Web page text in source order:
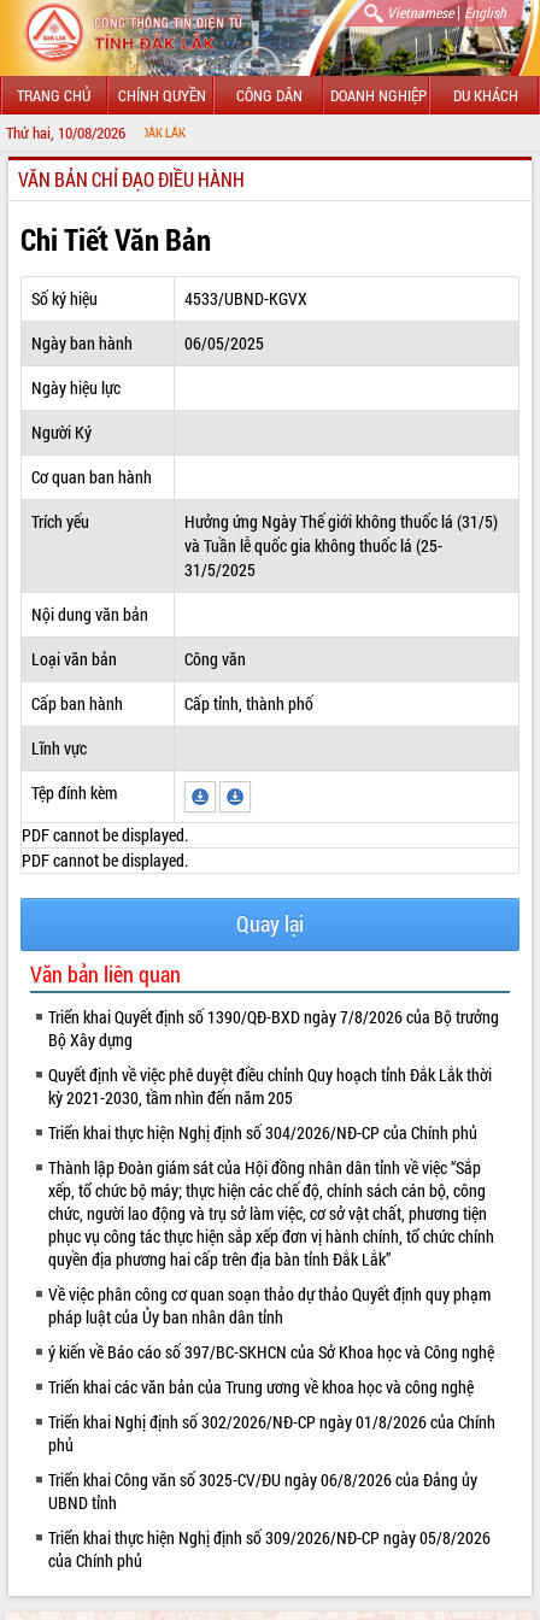
Vietnamese| English
TRANG CHỦ CHÍNH QUYỀN CÔNG DÂN DOANH NGHIỆP DU KHÁCH
Thứ hai, 10/08/2026
GIỚI THIỆU
LÃNH ĐẠO UBND TỈNH
TIN TỨC SỰ KIỆN
SỞ, BAN, NGÀNH
THÔNG TIN CHỈ ĐẠO ĐIỀU HÀNH
HỆ THỐNG VĂN BẢN
VĂN BẢN HĐND TỈNH
QUY HOẠCH - KẾ HOẠCH
Trailer Lễ hội Sầu riêng Đắk Lắk năm
2026
và tặng quà người dân xã Cư Pui
Hội nghị UBND tỉnh Đắk Lắk thường kỳ
tháng 7/2026
Lễ truy tặng danh hiệu “Bà Mẹ Việt
Nam Anh hùng” và trao Huân chương
Lao động
UBND tỉnh Đắk Lắk triển khai nhiệm
ALBUM ẢNH
VĂN BẢN CHỈ ĐẠO ĐIỀU HÀNH
Chi Tiết Văn Bản
Số ký hiệu
4533/UBND-KGVX
Ngày ban hành
06/05/2025
Ngày hiệu lực
Người Ký
Cơ quan ban hành
Trích yếu
Hưởng ứng Ngày Thế giới không thuốc lá (31/5)
và Tuần lễ quốc gia không thuốc lá (25-
31/5/2025
Nội dung văn bản
Loại văn bản
Công văn
Cấp ban hành
Cấp tỉnh, thành phố
Lĩnh vực
Tệp đính kèm
PDF cannot be displayed.
PDF cannot be displayed.
Quay lại
Văn bản liên quan
Triển khai Quyết định số 1390/QĐ-BXD ngày 7/8/2026 của Bộ trưởng
Bộ Xây dựng
Quyết định về việc phê duyệt điều chỉnh Quy hoạch tỉnh Đắk Lắk thời
kỳ 2021-2030, tầm nhìn đến năm 205
Triển khai thực hiện Nghị định số 304/2026/NĐ-CP của Chính phủ
Thành lập Đoàn giám sát của Hội đồng nhân dân tỉnh về việc “Sắp
xếp, tổ chức bộ máy; thực hiện các chế độ, chính sách cán bộ, công
chức, người lao động và trụ sở làm việc, cơ sở vật chất, phương tiện
phục vụ công tác thực hiện sắp xếp đơn vị hành chính, tổ chức chính
quyền địa phương hai cấp trên địa bàn tỉnh Đắk Lắk”
Về việc phân công cơ quan soạn thảo dự thảo Quyết định quy phạm
pháp luật của Ủy ban nhân dân tỉnh
ý kiến về Báo cáo số 397/BC-SKHCN của Sở Khoa học và Công nghệ
Triển khai các văn bản của Trung ương về khoa học và công nghệ
Triển khai Nghị định số 302/2026/NĐ-CP ngày 01/8/2026 của Chính
phủ
Triển khai Công văn số 3025-CV/ĐU ngày 06/8/2026 của Đảng ủy
UBND tỉnh
Triển khai thực hiện Nghị định số 309/2026/NĐ-CP ngày 05/8/2026
của Chính phủ